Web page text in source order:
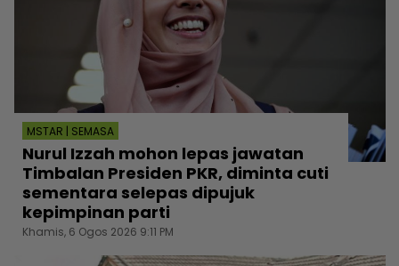
MSTAR | SEMASA
Nurul Izzah mohon lepas jawatan
Timbalan Presiden PKR, diminta cuti
sementara selepas dipujuk
kepimpinan parti
Khamis, 6 Ogos 2026 9:11 PM